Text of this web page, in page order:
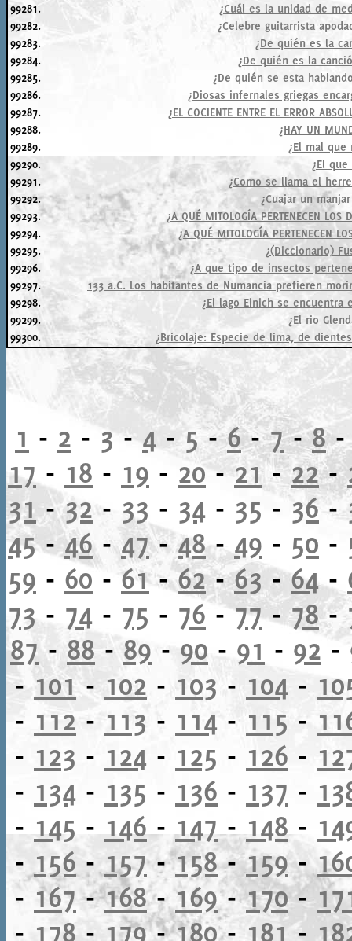
99281.
¿Cuál es la unidad de
99282.
¿Celebre guitarrista
99283.
¿De quién es la
99284.
¿De quién es la
99285.
¿De quién se esta
99286.
¿Diosas infernales griegas
99287.
¿EL COCIENTE ENTRE EL ERROR
99288.
¿HAY UN
99289.
¿El mal
99290.
¿El que
99291.
¿Como se llama el
99292.
¿Cuajar un
99293.
¿A QUÉ MITOLOGÍA PERTENECEN LOS
99294.
¿A QUÉ MITOLOGÍA PERTENECEN
99295.
¿(Diccionario)
99296.
¿A que tipo de insectos
99297.
133 a.C. Los habitantes de Numancia prefieren
99298.
¿El lago Einich se
99299.
¿El rio
99300.
¿Bricolaje: Especie de lima, de
1 - 2 - 3-4-5-6-7-8
17 - 18 - 19 - 20-21-22-
31 -32- 33 - 34 - 35 -36-
45-46-47-48-49 - 50 -
59 - 60- 61-62-63-64-
73 - 74 - 75 - 76-77-78-
87 -88- 89 - 90 - 91 - 92 -
-101-102 - 103 - 104 -
- 112 - 113 - 114 - 115 -
- 123 - 124 - 125 - 126 -
- 134 - 135 - 136 - 137 -
- 145 - 146-147-148-
- 156 - 157-158-159-
- 167-168-169-170-
- 178 - 179-180- 181-